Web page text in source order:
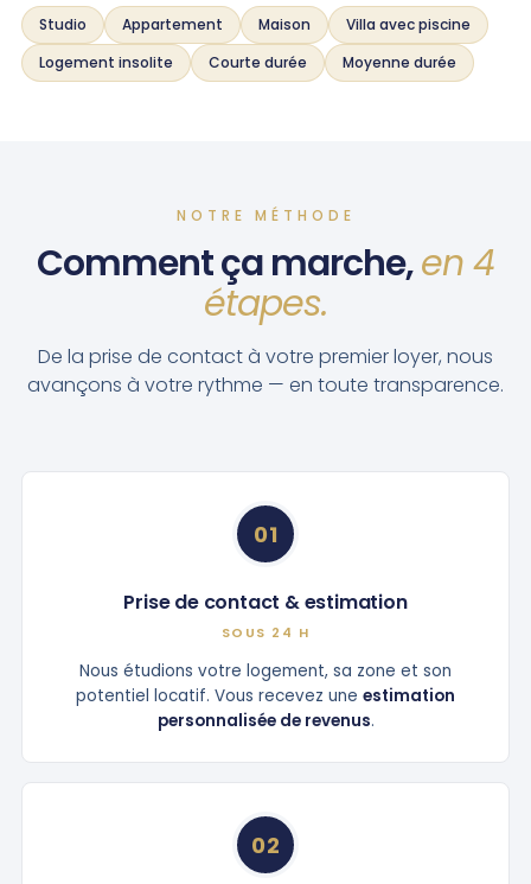
Studio Appartement Maison
Villa avec piscine
Logement insolite
Courte durée Moyenne durée
NOTRE MÉTHODE
Comment ça marche,en 4
étapes.
De la prise de contact à votre premier loyer, nous
avançons à votre rythme — en toute transparence.
01
Prise de contact & estimation
SOUS 24 H
Nous étudions votre logement, sa zone et son
potentiel locatif. Vous recevez une estimation
personnalisée de revenus.
02